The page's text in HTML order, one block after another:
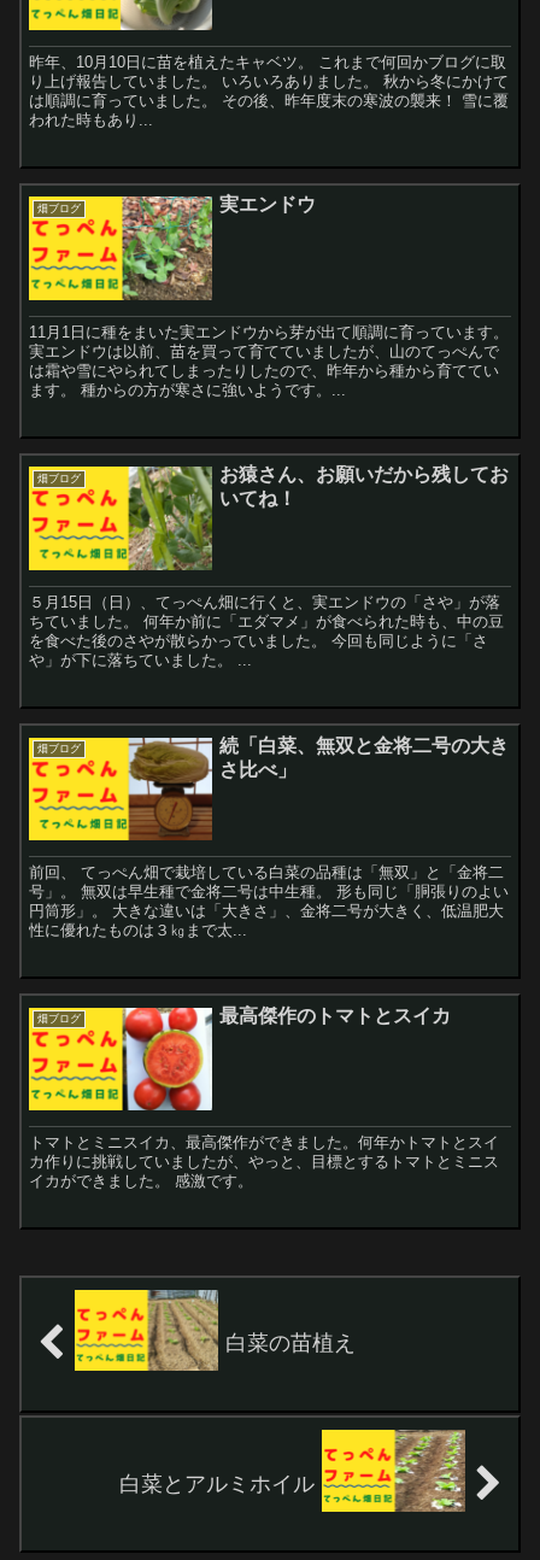
昨年、10月10日に苗を植えたキャベツ。 これまで何回かブログに取
り上げ報告していました。 いろいろありました。 秋から冬にかけて
は順調に育っていました。 その後、昨年度末の寒波の襲来！ 雪に覆
われた時もあり...
畑ブログ 実エンドウ
11月1日に種をまいた実エンドウから芽が出て順調に育っています。
実エンドウは以前、苗を買って育てていましたが、山のてっぺんで
は霜や雪にやられてしまったりしたので、昨年から種から育ててい
ます。 種からの方が寒さに強いようです。...
畑ブログ
お猿さん、お願いだから残してお
いてね！
５月15日（日）、てっぺん畑に行くと、実エンドウの「さや」が落
ちていました。 何年か前に「エダマメ」が食べられた時も、中の豆
を食べた後のさやが散らかっていました。 今回も同じように「さ
や」が下に落ちていました。 ...
畑ブログ
続「白菜、無双と金将二号の大き
さ比べ」
前回、 てっぺん畑で栽培している白菜の品種は「無双」と「金将二
号」。 無双は早生種で金将二号は中生種。 形も同じ「胴張りのよい
円筒形」。 大きな違いは「大きさ」、金将二号が大きく、低温肥大
性に優れたものは３㎏まで太...
畑ブログ 最高傑作のトマトとスイカ
トマトとミニスイカ、最高傑作ができました。何年かトマトとスイ
カ作りに挑戦していましたが、やっと、目標とするトマトとミニス
イカができました。 感激です。
白菜の苗植え
白菜とアルミホイル